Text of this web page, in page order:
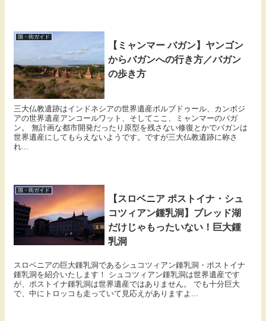
国・街ガイド
【ミャンマー バガン】ヤンゴン
からバガンへの行き方／バガン
の歩き方
三大仏教遺跡はインドネシアの世界遺産ボルブドゥール、カンボジ
アの世界遺産アンコールワット、そしてここ、ミャンマーのバガ
ン。 無計画な都市開発だったり原型を残さない修復とかでバガンは
世界遺産にしてもらえないようです。ですが三大仏教遺跡に称さ
れ...
国・街ガイド
【スロベニア ポストイナ・シュ
コツィアン鍾乳洞】ブレッド湖
だけじゃもったいない！巨大鍾
乳洞
スロベニアの巨大鍾乳洞であるシュコツィアン鍾乳洞・ポストイナ
鍾乳洞を紹介いたします！ シュコツィアン鍾乳洞は世界遺産です
が、ポストイナ鍾乳洞は世界遺産ではありません。 でも十分巨大
で、中にトロッコも走っていて見応えがありますよ...